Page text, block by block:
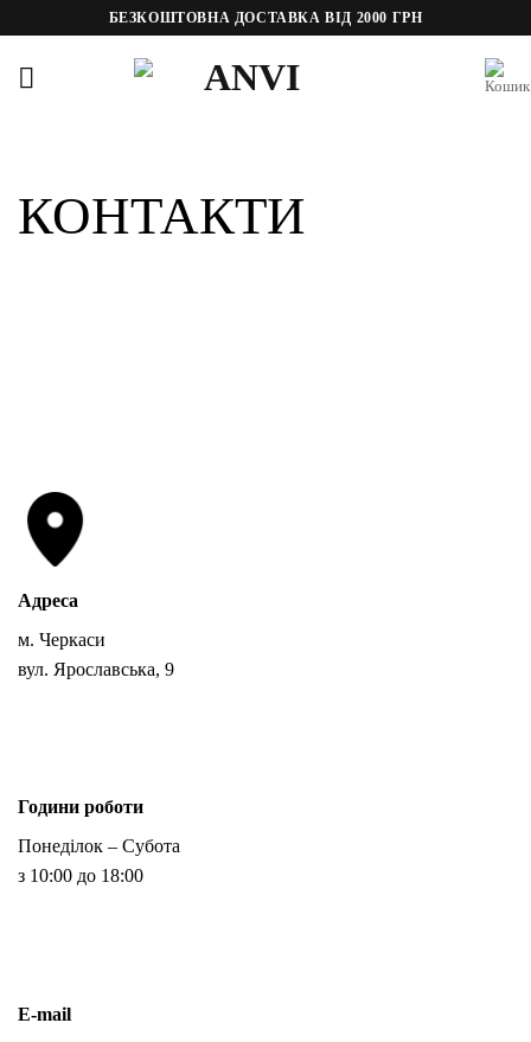
БЕЗКОШТОВНА ДОСТАВКА ВІД 2000 ГРН
КОНТАКТИ
Адреса
м. Черкаси
вул. Ярославська, 9
Години роботи
Понеділок – Субота
з 10:00 до 18:00
E-mail